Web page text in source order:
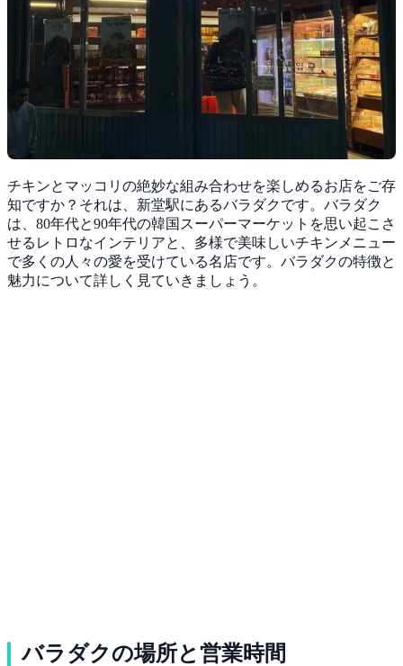
チキンとマッコリの絶妙な組み合わせを楽しめるお店をご存
知ですか？それは、新堂駅にあるバラダクです。バラダク
は、80年代と90年代の韓国スーパーマーケットを思い起こさ
せるレトロなインテリアと、多様で美味しいチキンメニュー
で多くの人々の愛を受けている名店です。バラダクの特徴と
魅力について詳しく見ていきましょう。
バラダクの場所と営業時間